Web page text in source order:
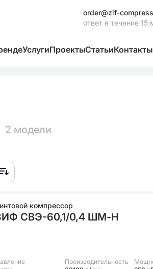
order@zif-
ответ в течение 15
УслугиПроектыСтатьиКонтакты
2 модели
компрессор
СВЭ-60,1/0,4 ШМ-Н
Производительность